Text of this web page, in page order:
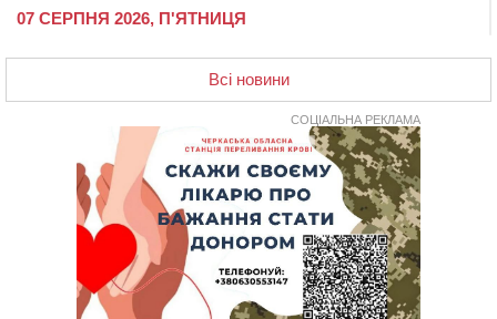
07 СЕРПНЯ 2026, П'ЯТНИЦЯ
20:13 Черкаси виділять близько 20 млн грн на роботу
ліцею “Перспектива” до кінця року
На Уманщині суд припинив право оренди земельних
ділянок, незаконно переданих іноземцем
Вихователька з Черкас і дві педагогині з області
стали фіналістками Global Teacher Prize Ukraine 2026
Зарядка, йога, сапи та нові знайомства: у Черкасах
закрили сезон літнього табору для людей поважного
віку
Всі новини
СОЦІАЛЬНА РЕКЛАМА